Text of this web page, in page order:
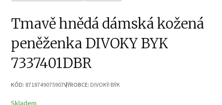
Tmavě hnědá dámská kožená
peněženka DIVOKY BYK
7337401DBR
KÓD: 8718749075907VÝROBCE: DIVOKÝ-BÝK